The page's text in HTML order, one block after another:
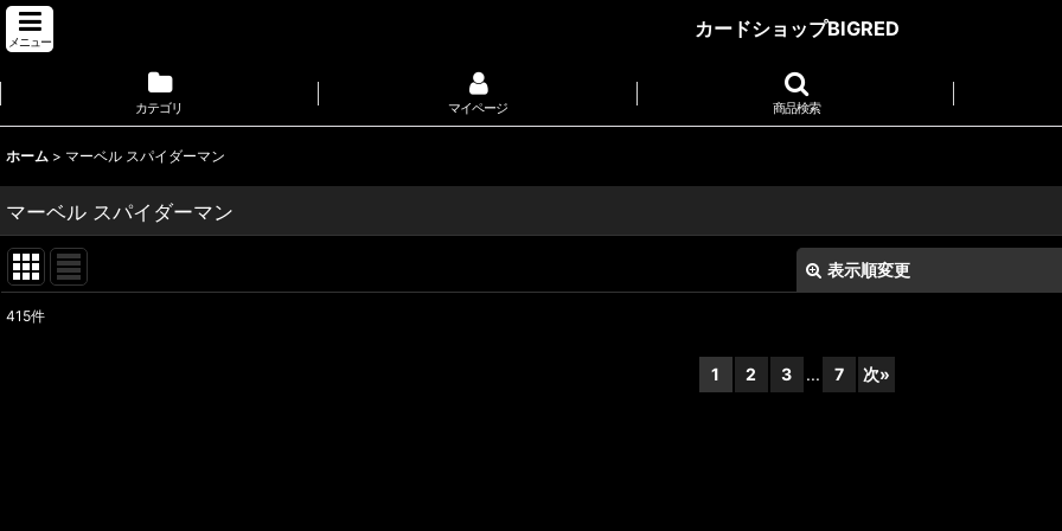
メニュー
カードショップBIGRED
カテゴリ マイページ 商品検索
ホーム > マーベル スパイダーマン
マーベル スパイダーマン
表示順変更
415件
1 2 3 ... 7 次»